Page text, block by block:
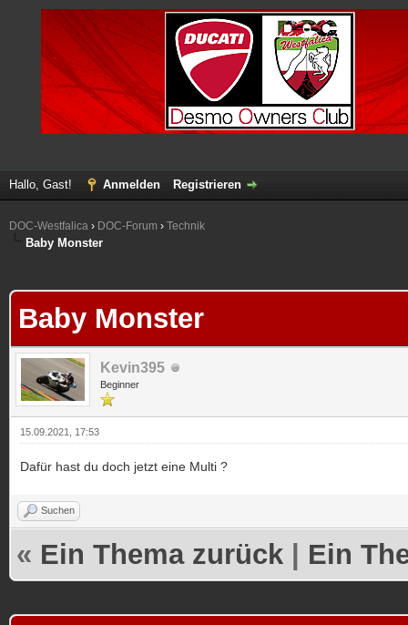
Hallo, Gast! Anmelden Registrieren
DOC-Westfalica › DOC-Forum › Technik
Baby Monster
Baby Monster
Kevin395
Beginner
15.09.2021, 17:53
Dafür hast du doch jetzt eine Multi ?
Suchen
« Ein Thema zurück Ein